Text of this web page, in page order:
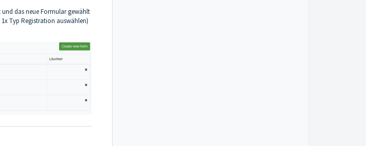
und das neue Formular gewählt
Typ Registration auswählen)